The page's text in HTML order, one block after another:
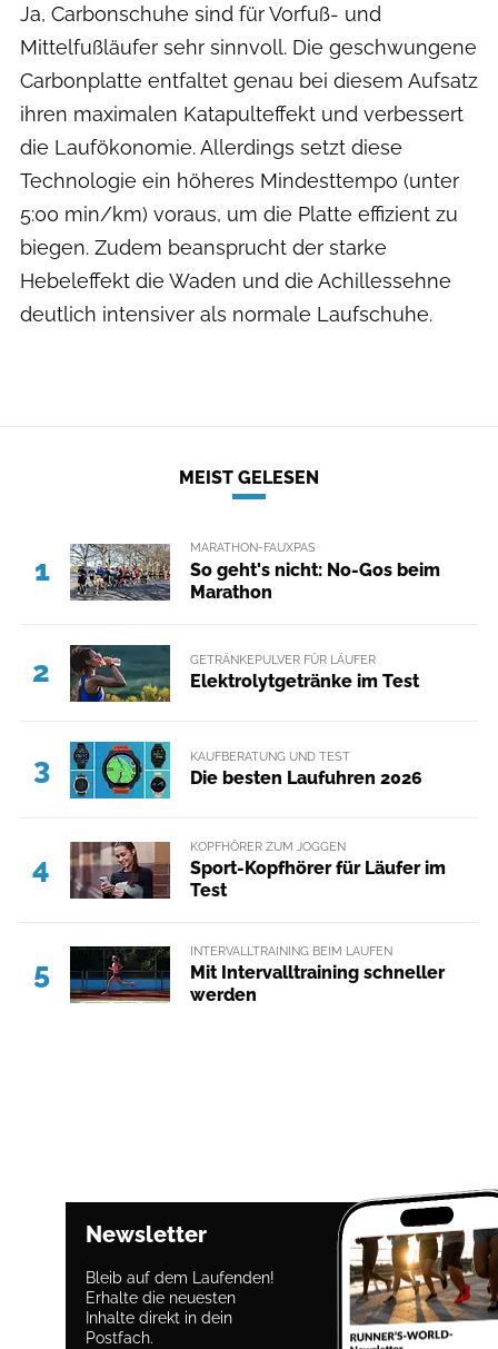
Ja, Carbonschuhe sind für Vorfuß- und
Mittelfußläufer sehr sinnvoll. Die geschwungene
Carbonplatte entfaltet genau bei diesem Aufsatz
ihren maximalen Katapulteffekt und verbessert
die Laufökonomie. Allerdings setzt diese
Technologie ein höheres Mindesttempo (unter
5:00 min/km) voraus, um die Platte effizient zu
biegen. Zudem beansprucht der starke
Hebeleffekt die Waden und die Achillessehne
deutlich intensiver als normale Laufschuhe.
MEIST GELESEN
1
MARATHON-FAUXPAS
So geht's nicht: No-Gos beim
Marathon
2 GETRÄNKEPULVER FÜR LÄUFER
Elektrolytgetränke im Test
3 KAUFBERATUNG UND TEST
Die besten Laufuhren 2026
4
KOPFHÖRER ZUM JOGGEN
Sport-Kopfhörer für Läufer im
Test
5
INTERVALLTRAINING BEIM LAUFEN
Mit Intervalltraining schneller
werden
Newsletter
Bleib auf dem Laufenden!
Erhalte die neuesten
Inhalte direkt in dein
Postfach.